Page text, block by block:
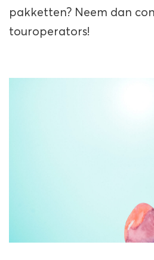
pakketten? Neem dan
touroperators!